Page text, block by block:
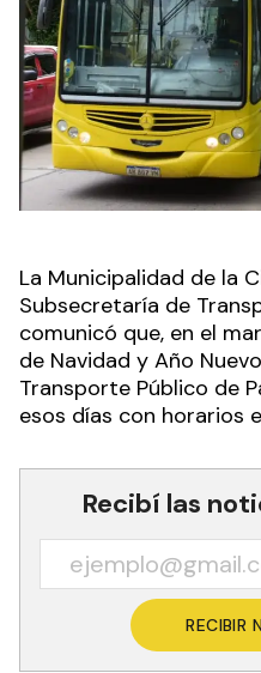
La Municipalidad de la
Subsecretaría de
comunicó que, en el
de Navidad y Año
Transporte Público de
esos días con horarios
Recibí las
RECIBIR